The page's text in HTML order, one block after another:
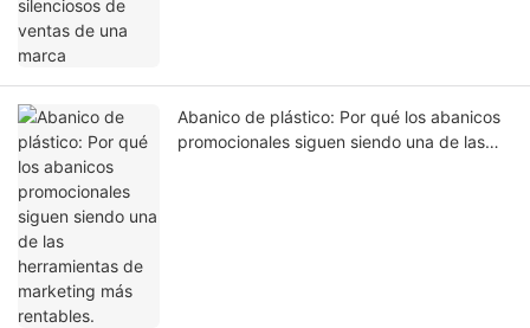
Abanico de plástico: Por qué los abanicos
promocionales siguen siendo una de las